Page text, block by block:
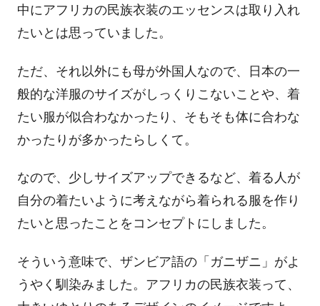
中にアフリカの民族衣装のエッセンスは取り入れ
たいとは思っていました。
ただ、それ以外にも母が外国人なので、日本の一
般的な洋服のサイズがしっくりこないことや、着
たい服が似合わなかったり、そもそも体に合わな
かったりが多かったらしくて。
なので、少しサイズアップできるなど、着る人が
自分の着たいように考えながら着られる服を作り
たいと思ったことをコンセプトにしました。
そういう意味で、ザンビア語の「ガニザニ」がよ
うやく馴染みました。アフリカの民族衣装って、